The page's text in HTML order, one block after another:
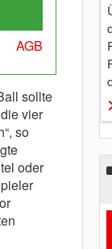
AGB
sollte
vier
so
oder